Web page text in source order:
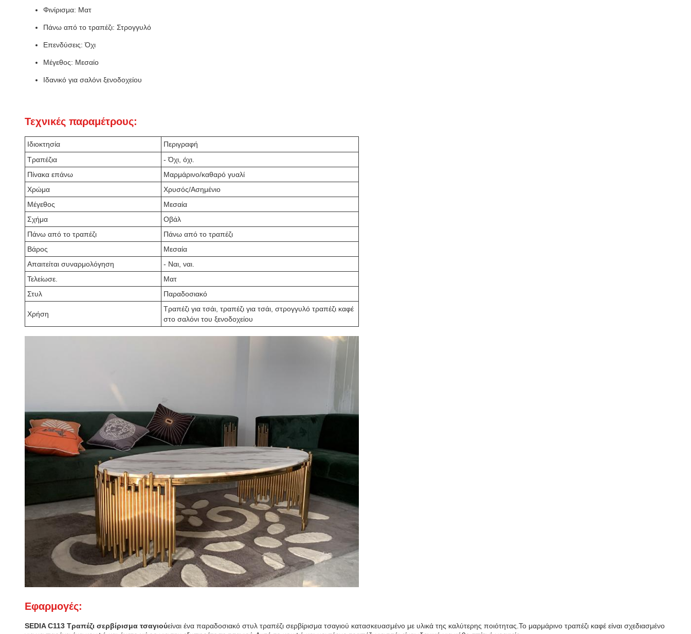
Φινίρισμα: Ματ
Πάνω από το τραπέζι: Στρογγυλό
Επενδύσεις: Όχι
Μέγεθος: Μεσαίο
Ιδανικό για σαλόνι ξενοδοχείου
Τεχνικές παραμέτρους:
Ιδιοκτησία
Περιγραφή
Τραπέζια
- Όχι, όχι.
Πίνακα επάνω
Μαρμάρινο/καθαρό γυαλί
Χρώμα
Χρυσός/Ασημένιο
Μέγεθος
Μεσαία
Σχήμα
Οβάλ
Πάνω από το τραπέζι
Πάνω από το τραπέζι
Βάρος
Μεσαία
Απαιτείται συναρμολόγηση
- Ναι, ναι.
Τελείωσε.
Ματ
Στυλ
Παραδοσιακό
Χρήση
Τραπέζι για τσάι, τραπέζι για τσάι, στρογγυλό τραπέζι καφέ
στο σαλόνι του ξενοδοχείου
Εφαρμογές:
SEDIA C113 Τραπέζι σερβίρισμα τσαγιούείναι ένα παραδοσιακό στυλ τραπέζι σερβίρισμα τσαγιού κατασκευασμένο με υλικά της καλύτερης ποιότητας.Το μαρμάρινο τραπέζι καφέ είναι σχεδιασμένο